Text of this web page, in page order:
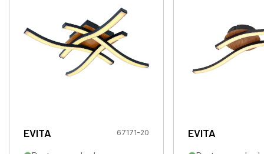
EVITA 67171-20 EVITA